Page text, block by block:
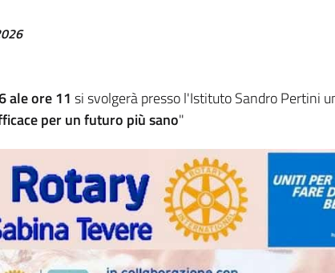
ale ore 11 si svolgerà presso l'Istituto Sandro Pertini
per un futuro più sano"